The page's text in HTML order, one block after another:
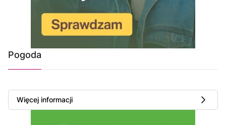
Pogoda
Więcej informacji